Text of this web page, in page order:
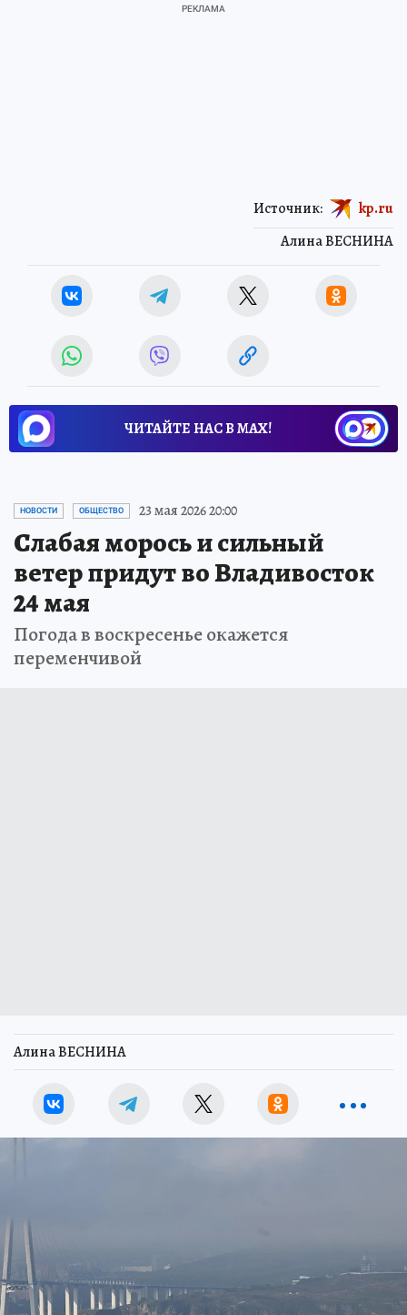
Алина ВЕСНИНА
Источник: kp.ru
ЧИТАЙТЕ НАС В МАХ!
НОВОСТИ ОБЩЕСТВО 23 мая 2026 20:00
Слабая морось и сильный
ветер придут во Владивосток
24 мая
Погода в воскресенье окажется
переменчивой
Алина ВЕСНИНА